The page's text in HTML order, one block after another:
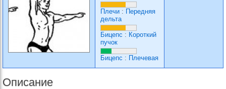
Плечи : Передняя
дельта
Бицепс : Короткий
пучок
Бицепс : Плечевая
Описание